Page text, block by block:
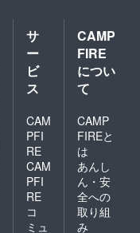
す。
クッ
キーは
崩れや
すいの
でお持
ち帰り
用意を
お願い
致しま
す。
参しお
持ち帰
りいた
だける
と幸い
です。
店内か
帰りか
は各参
加者様
の判断
となり
ますの
で、体
験が始
まる際
ソース
でやっ
て欲し
い/コー
ヒーは
いいな
ど。 ご
希望ご
ざいま
した
ら、ご
自由に
ご記入
くださ
サ
ー
ビ
ス
CAM
PFI
RE
CAM
PFI
RE
コ
ミュ
CAMP
FIRE
につい
て
CAMP
FIREと
は
あんし
ん・安
全への
取り組
み